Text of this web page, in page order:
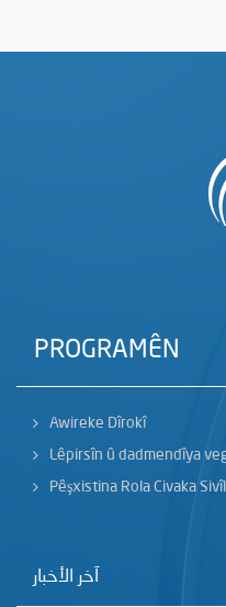
PROGRAMÊN
Awireke Dîrokî
Lêpirsîn û dadmendîya
Pêşxistina Rola Civaka
آخر الأخبار